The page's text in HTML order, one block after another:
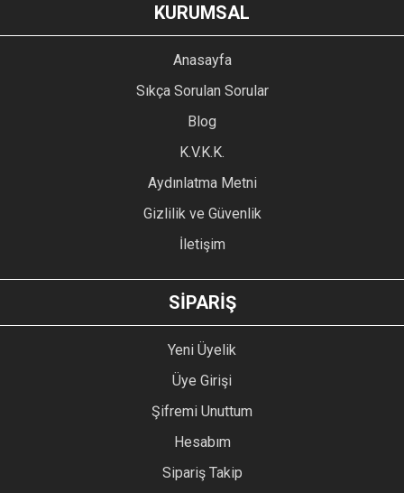
YORUM YAZ
kullanarak tarafımıza iletebilirsiniz.
Ürün resmi kalitesiz, bozuk veya görüntülenemiyor.
Ürün açıklamasında eksik bilgiler bulunuyor.
Ürün bilgilerinde hatalar bulunuyor.
Ürün fiyatı diğer sitelerden daha pahalı.
GÖNDER
KURUMSAL
Anasayfa
Sıkça Sorulan Sorular
Blog
K.V.K.K.
Aydınlatma Metni
Gizlilik ve Güvenlik
İletişim
SİPARİŞ
Yeni Üyelik
Üye Girişi
Şifremi Unuttum
Hesabım
Sipariş Takip